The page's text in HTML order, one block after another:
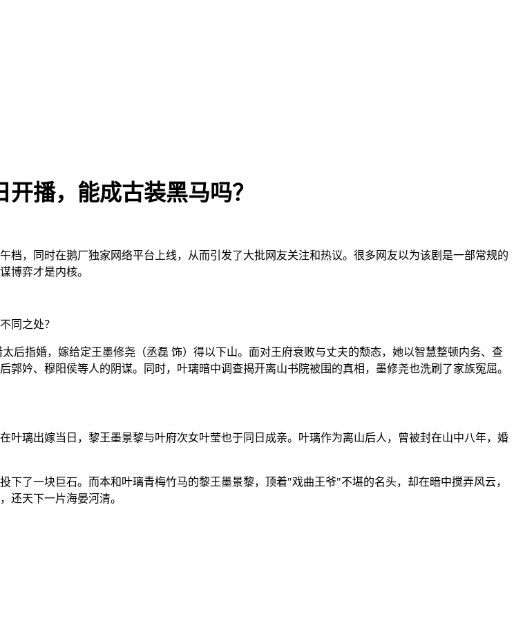
播，能成古装黑马吗？
，同时在鹅厂独家网络平台上线，从而引发了大批网友关注和热议。很多网友以为该剧是一部常规的
博弈才是内核。
同之处？
后指婚，嫁给定王墨修尧（丞磊 饰）得以下山。面对王府衰败与丈夫的颓态，她以智慧整顿内务、查
妗、穆阳侯等人的阴谋。同时，叶璃暗中调查揭开离山书院被围的真相，墨修尧也洗刷了家族冤屈。
璃出嫁当日，黎王墨景黎与叶府次女叶莹也于同日成亲。叶璃作为离山后人，曾被封在山中八年，婚
了一块巨石。而本和叶璃青梅竹马的黎王墨景黎，顶着"戏曲王爷"不堪的名头，却在暗中搅弄风云，
还天下一片海晏河清。